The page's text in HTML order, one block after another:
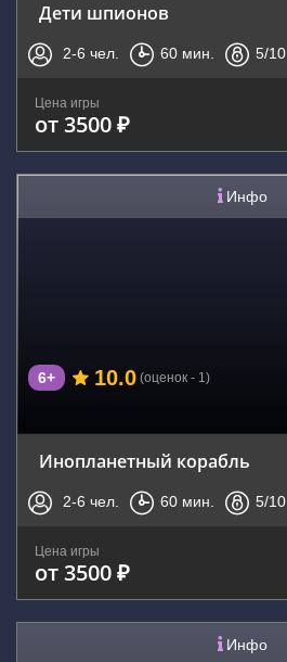
Дети шпионов
2-6 чел. 60 мин. 5/10
Цена игры
от 3500 ₽
Инфо
6+ 10.0 (оценок - 1)
Инопланетный корабль
2-6 чел. 60 мин. 5/10
Цена игры
от 3500 ₽
Инфо